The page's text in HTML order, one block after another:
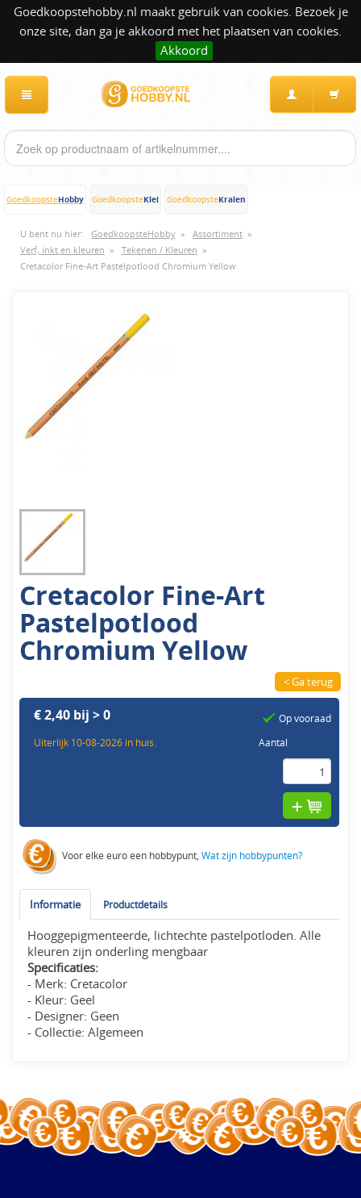
Goedkoopstehobby.nl maakt gebruik van cookies. Bezoek je
onze site, dan ga je akkoord met het plaatsen van cookies.
Akkoord
GoedkoopsteHobby GoedkoopsteKlei GoedkoopsteKralen
U bent nu hier: GoedkoopsteHobby » Assortiment »
Verf, inkt en kleuren » Tekenen / Kleuren »
Cretacolor Fine-Art Pastelpotlood Chromium Yellow
Cretacolor Fine-Art
Pastelpotlood
Chromium Yellow
< Ga terug
€ 2,40 bij > 0
Uiterlijk 10-08-2026 in huis.
Op vooraad
Aantal
Voor elke euro een hobbypunt,Wat zijn hobbypunten?
Informatie Productdetails
Hooggepigmenteerde, lichtechte pastelpotloden. Alle
kleuren zijn onderling mengbaar
Specificaties:
- Merk: Cretacolor
- Kleur: Geel
- Designer: Geen
- Collectie: Algemeen